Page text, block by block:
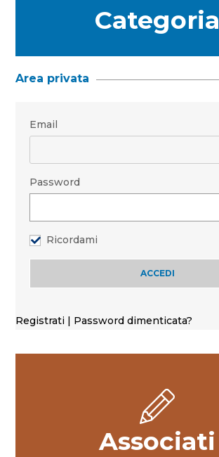
Categoria
Area privata
Email
Password
Ricordami
Registrati | Password dimenticata?
Associati